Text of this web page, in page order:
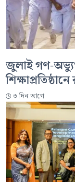
জুলাই গণ-
৩ দিন আগে